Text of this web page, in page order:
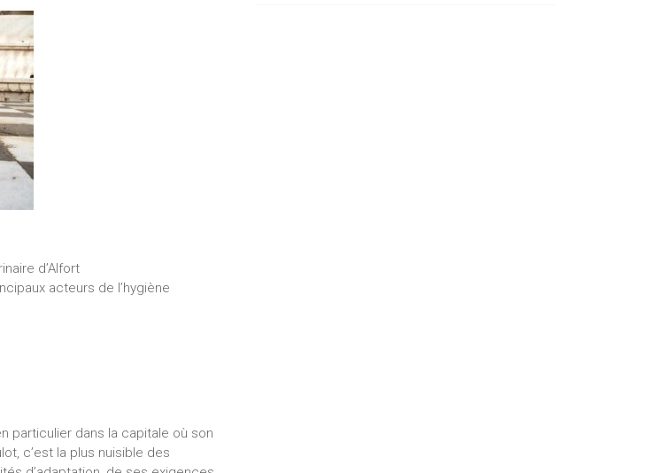
d’Alfort
acteurs de l’hygiène
particulier dans la capitale où son
c’est la plus nuisible des